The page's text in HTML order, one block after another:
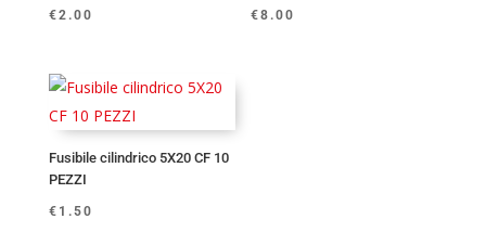
€2.00 €8.00
Fusibile cilindrico 5X20 CF 10
PEZZI
€ 1.50